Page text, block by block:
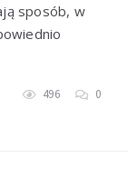
sposób, w
496 0